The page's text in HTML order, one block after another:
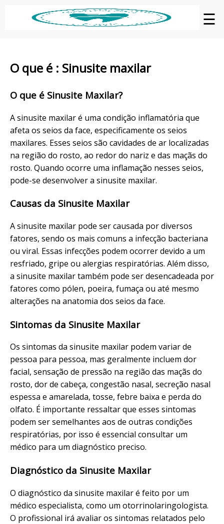
☰
O que é : Sinusite maxilar
O que é Sinusite Maxilar?
A sinusite maxilar é uma condição inflamatória que
afeta os seios da face, especificamente os seios
maxilares. Esses seios são cavidades de ar localizadas
na região do rosto, ao redor do nariz e das maçãs do
rosto. Quando ocorre uma inflamação nesses seios,
pode-se desenvolver a sinusite maxilar.
Causas da Sinusite Maxilar
A sinusite maxilar pode ser causada por diversos
fatores, sendo os mais comuns a infecção bacteriana
ou viral. Essas infecções podem ocorrer devido a um
resfriado, gripe ou alergias respiratórias. Além disso,
a sinusite maxilar também pode ser desencadeada por
fatores como pólen, poeira, fumaça ou até mesmo
alterações na anatomia dos seios da face.
Sintomas da Sinusite Maxilar
Os sintomas da sinusite maxilar podem variar de
pessoa para pessoa, mas geralmente incluem dor
facial, sensação de pressão na região das maçãs do
rosto, dor de cabeça, congestão nasal, secreção nasal
espessa e amarelada, tosse, febre baixa e perda do
olfato. É importante ressaltar que esses sintomas
podem ser semelhantes aos de outras condições
respiratórias, por isso é essencial consultar um
médico para um diagnóstico preciso.
Diagnóstico da Sinusite Maxilar
O diagnóstico da sinusite maxilar é feito por um
médico especialista, como um otorrinolaringologista.
O profissional irá avaliar os sintomas relatados pelo